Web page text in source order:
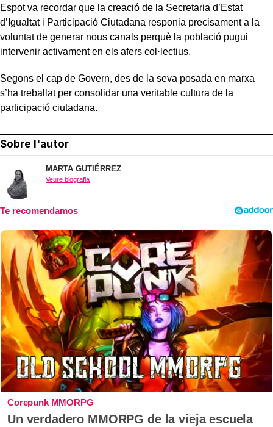
Espot va recordar que la creació de la Secretaria d’Estat
d’Igualtat i Participació Ciutadana responia precisament a la
voluntat de generar nous canals perquè la població pugui
intervenir activament en els afers col·lectius.
Segons el cap de Govern, des de la seva posada en marxa
s’ha treballat per consolidar una veritable cultura de la
participació ciutadana.
Sobre l'autor
MARTA GUTIÉRREZ
Veure biografia
Corepunk MMORPG
Un verdadero MMORPG de la vieja escuela